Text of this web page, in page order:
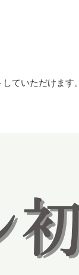
ていただけます。